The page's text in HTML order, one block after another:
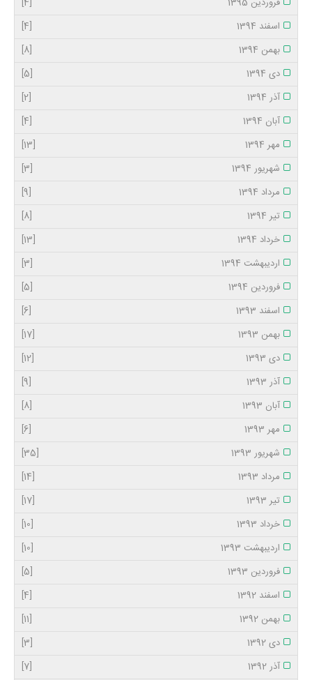
اسفند 1394
[4]
بهمن 1394
[8]
دی 1394
[5]
آذر 1394
[2]
آبان 1394
[4]
مهر 1394
[13]
شهریور 1394
[3]
مرداد 1394
[9]
تیر 1394
[8]
خرداد 1394
[13]
اردیبهشت 1394
[3]
فروردین 1394
[5]
اسفند 1393
[6]
بهمن 1393
[17]
دی 1393
[12]
آذر 1393
[9]
آبان 1393
[8]
مهر 1393
[6]
شهریور 1393
[35]
مرداد 1393
[14]
تیر 1393
[17]
خرداد 1393
[10]
اردیبهشت 1393
[10]
فروردین 1393
[5]
اسفند 1392
[4]
بهمن 1392
[11]
دی 1392
[3]
آذر 1392
[7]